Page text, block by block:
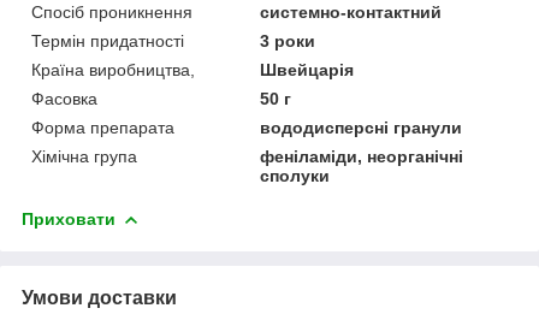
Спосіб проникнення
системно-контактний
Термін придатності
3 роки
Країна виробництва,
Швейцарія
Фасовка
50 г
Форма препарата
вододисперсні гранули
Хімічна група
феніламіди, неорганічні
сполуки
Приховати
Умови доставки